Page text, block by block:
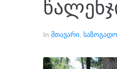
In მთავარი